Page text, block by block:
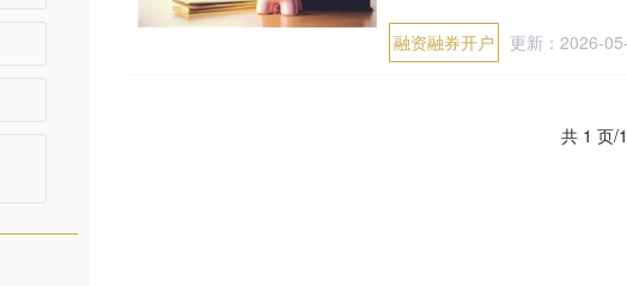
融资融券开户 更新：2026-
共 1 页/